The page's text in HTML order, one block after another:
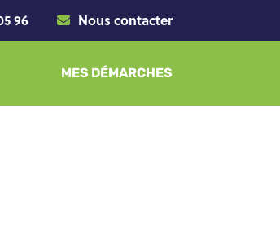
96 Nous contacter
MES DÉMARCHES